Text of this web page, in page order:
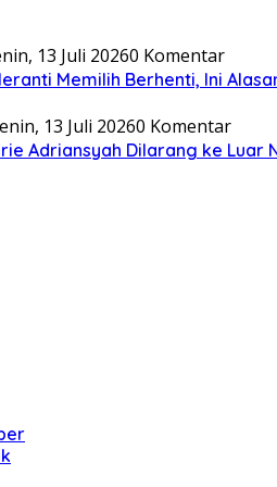
13 Juli 20260 Komentar
Memilih Berhenti, Ini
13 Juli 20260 Komentar
Adriansyah Dilarang ke Luar